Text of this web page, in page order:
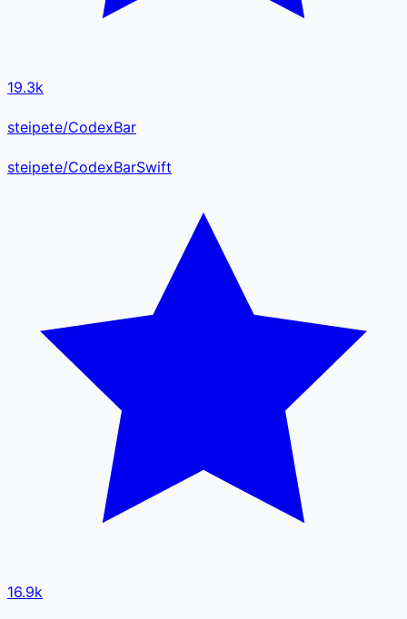
19.3k
steipete/CodexBar
steipete/CodexBarSwift
16.9k